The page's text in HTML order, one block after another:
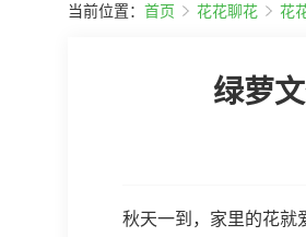
当前位置： 首页 花花聊花 花
绿萝
秋天一到，家里的花就